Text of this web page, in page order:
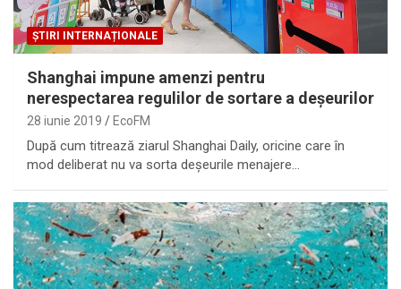
ȘTIRI INTERNAȚIONALE
Shanghai impune amenzi pentru
nerespectarea regulilor de sortare a deșeurilor
28 iunie 2019 EcoFM
După cum titrează ziarul Shanghai Daily, oricine care în
mod deliberat nu va sorta deșeurile menajere…